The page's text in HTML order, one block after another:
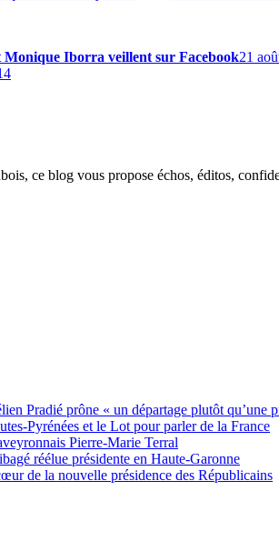
Iborra veillent sur Facebook21
ce blog vous propose échos, éditos,
Pradié prône « un départage plutôt qu’une
Pyrénées et le Lot pour parler de la France
Pierre-Marie Terral
réélue présidente en Haute-Garonne
de la nouvelle présidence des Républicains